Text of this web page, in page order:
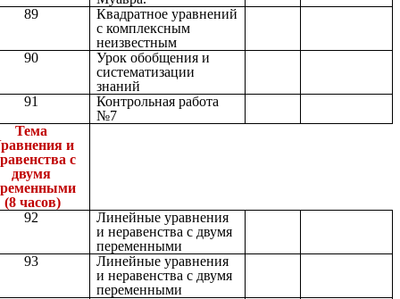
89
Квадратное уравнений
с комплексным
неизвестным
90
Урок обобщения и
систематизации
знаний
91
Контрольная работа
№7
Тема
и
с
двумя
(8 часов)
92
Линейные уравнения
и неравенства с двумя
переменными
93
Линейные уравнения
и неравенства с двумя
переменными